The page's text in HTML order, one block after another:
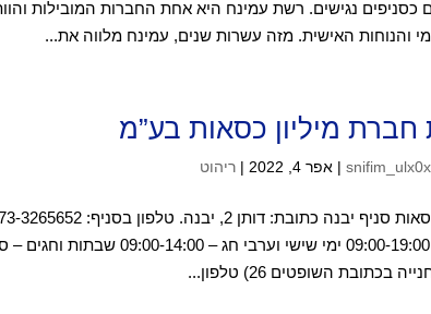
כסניפים נגישים. רשת עמינח היא אחת החברות המובילות
והנוחות האישית. מזה עשרות שנים, עמינח מלווה את...
מיליון כסאות בע”מ
|אפר 4, 2022 |ריהוט
בכתובת השופטים 26) טלפון...